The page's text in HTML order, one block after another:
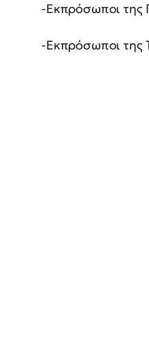
-Εκπρόσωποι της
-Εκπρόσωποι της